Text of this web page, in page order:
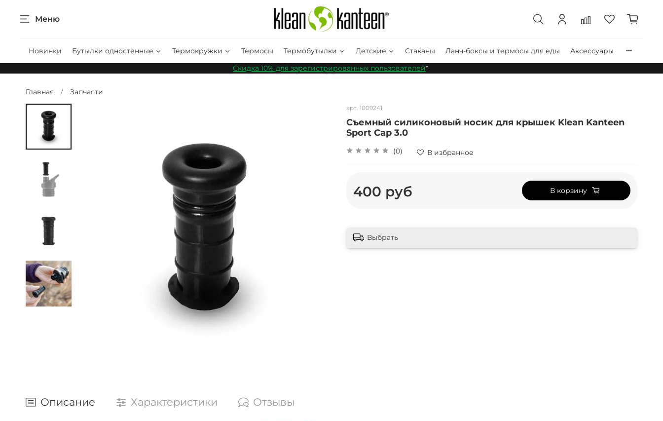
Меню
Новинки Бутылки одностенные Термокружки Термосы Термобутылки Детские Стаканы Ланч-боксы и термосы для еды
Аксессуары
Скидка 10% для зарегистрированных пользователей*
Главная Запчасти
арт. 1009241
Съемный силиконовый носик для крышек Klean Kanteen
Sport Cap 3.0
(0) В избранное
400 руб В корзину
Выбрать
Описание Характеристики Отзывы